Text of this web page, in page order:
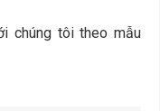
chúng tôi theo mẫu